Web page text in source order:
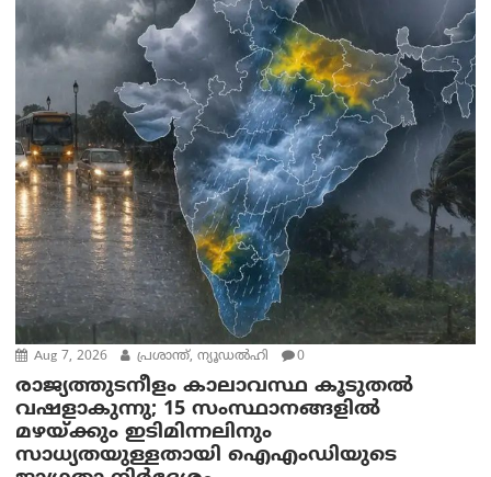
Aug 7, 2026 പ്രശാന്ത്, ന്യൂഡല്‍ഹി 0
രാജ്യത്തുടനീളം കാലാവസ്ഥ കൂടുതൽ
വഷളാകുന്നു; 15 സംസ്ഥാനങ്ങളിൽ
മഴയ്ക്കും ഇടിമിന്നലിനും
സാധ്യതയുള്ളതായി ഐഎംഡിയുടെ